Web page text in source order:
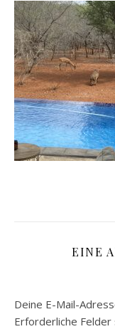
EINE
Deine E-Mail-
Erforderliche Felder